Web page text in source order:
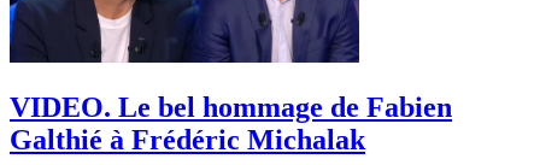
VIDEO. Le bel hommage de Fabien
Galthié à Frédéric Michalak